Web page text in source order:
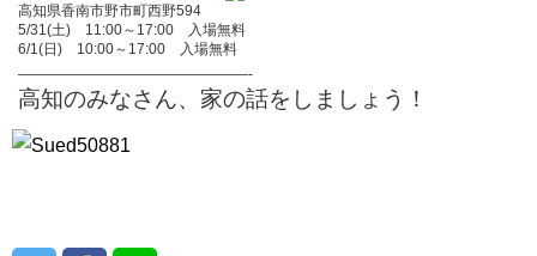
高知県香南市野市町西野594
5/31(土) 11:00～17:00 入場無料
6/1(日) 10:00～17:00 入場無料
————————————————-
高知のみなさん、家の話をしましょう！